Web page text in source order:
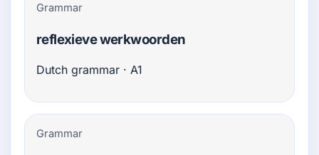
Grammar
reflexieve werkwoorden
Dutch grammar · A1
Grammar